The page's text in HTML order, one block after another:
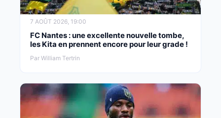
7 AOÛT 2026, 19:00
FC Nantes : une excellente nouvelle tombe,
les Kita en prennent encore pour leur grade !
Par William Tertrin